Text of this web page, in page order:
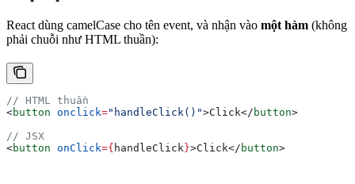
React dùng camelCase cho tên event, và nhận vào một hàm (không
phải chuỗi như HTML thuần):
// HTML thuần
<button onclick="handleClick()">Click</ button>
// JSX
<button onClick={ handleClick }>Click</ button>